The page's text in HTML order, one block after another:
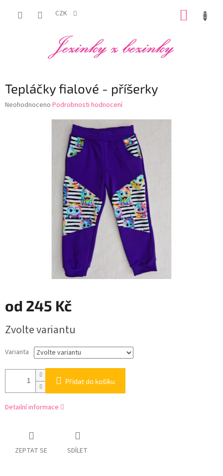
CZK
Tepláčky fialové - příšerky
Průměrné
Neohodnoceno Podrobnosti hodnocení
od 245 Kč
cena:
Zvolte variantu
Varianta
Přidat do košíku
Detailní informace
ZEPTAT SE SDÍLET